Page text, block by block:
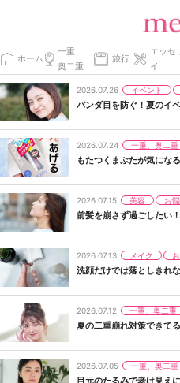
ホーム
一重、
奥二重
旅行
エッセ
イ
2026.07.26 イベント
パンダ目を防ぐ！夏のイ
2026.07.24 一重、奥二重
もたつくまぶたが気にな
2026.07.15 美容 お
前髪を崩さず過ごしたい
2026.07.13 メイク
洗顔だけでは落としきれ
2026.07.12 一重、奥二重
夏の二重崩れ対策できて
2026.07.05 一重、奥二重
目元のたるみで老け見え